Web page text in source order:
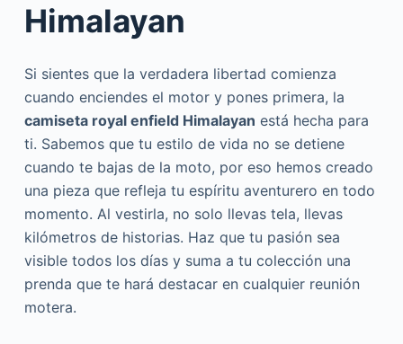
Himalayan
Si sientes que la verdadera libertad comienza
cuando enciendes el motor y pones primera, la
camiseta royal enfield Himalayan está hecha para
ti. Sabemos que tu estilo de vida no se detiene
cuando te bajas de la moto, por eso hemos creado
una pieza que refleja tu espíritu aventurero en todo
momento. Al vestirla, no solo llevas tela, llevas
kilómetros de historias. Haz que tu pasión sea
visible todos los días y suma a tu colección una
prenda que te hará destacar en cualquier reunión
motera.